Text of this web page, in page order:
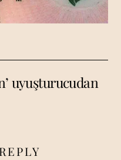
uyuşturucudan